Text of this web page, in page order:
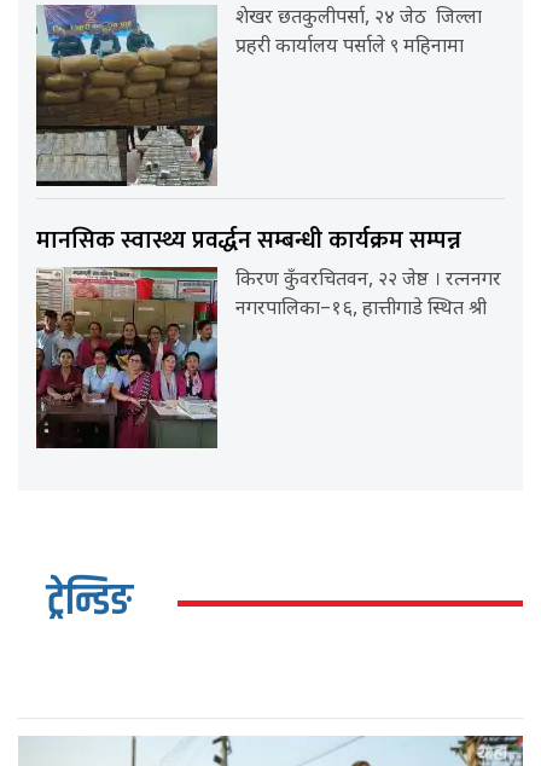
शेखर छतकुलीपर्सा, २४ जेठ जिल्ला
प्रहरी कार्यालय पर्साले ९ महिनामा
मानसिक स्वास्थ्य प्रवर्द्धन सम्बन्धी कार्यक्रम सम्पन्न
किरण कुँवरचितवन, २२ जेष्ठ । रत्ननगर
नगरपालिका–१६, हात्तीगाडे स्थित श्री
ट्रेन्डिङ